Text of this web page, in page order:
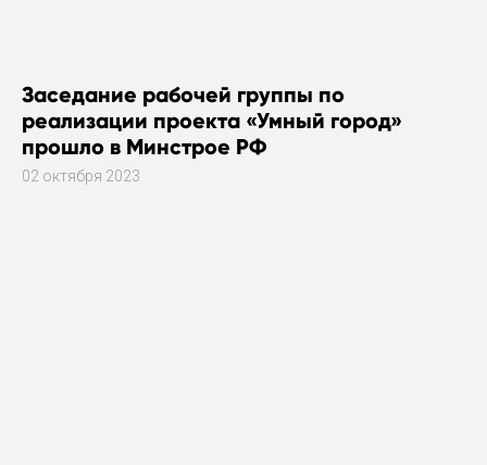
Заседание рабочей группы по
реализации проекта «Умный город»
прошло в Минстрое РФ
02 октября 2023